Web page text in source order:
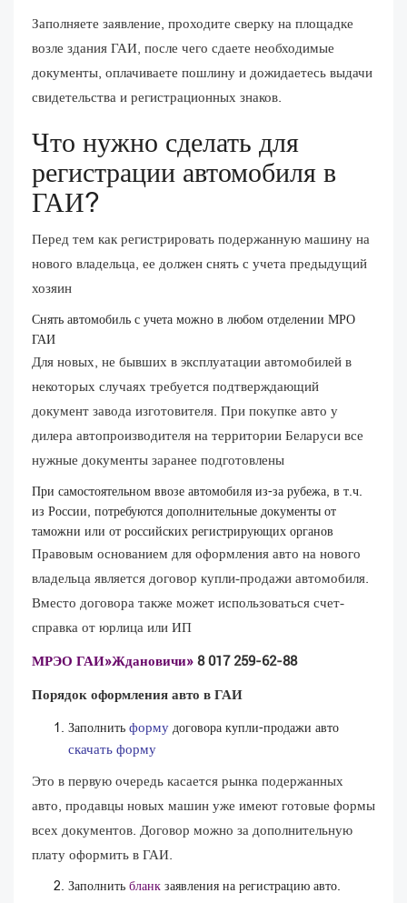
Заполняете заявление, проходите сверку на площадке
возле здания ГАИ, после чего сдаете необходимые
документы, оплачиваете пошлину и дожидаетесь выдачи
свидетельства и регистрационных знаков.
Что нужно сделать для
регистрации автомобиля в
ГАИ?
Перед тем как регистрировать подержанную машину на
нового владельца, ее должен снять с учета предыдущий
хозяин
Снять автомобиль с учета можно в любом отделении МРО
ГАИ
Для новых, не бывших в эксплуатации автомобилей в
некоторых случаях требуется подтверждающий
документ завода изготовителя. При покупке авто у
дилера автопроизводителя на территории Беларуси все
нужные документы заранее подготовлены
При самостоятельном ввозе автомобиля из-за рубежа, в т.ч.
из России, потребуются дополнительные документы от
таможни или от российских регистрирующих органов
Правовым основанием для оформления авто на нового
владельца является договор купли-продажи автомобиля.
Вместо договора также может использоваться счет-
справка от юрлица или ИП
МРЭО ГАИ»Ждановичи» 8 017 259-62-88
Порядок оформления авто в ГАИ
Заполнить форму договора купли-продажи авто
скачать форму
Это в первую очередь касается рынка подержанных
авто, продавцы новых машин уже имеют готовые формы
всех документов. Договор можно за дополнительную
плату оформить в ГАИ.
Заполнить бланк заявления на регистрацию авто.